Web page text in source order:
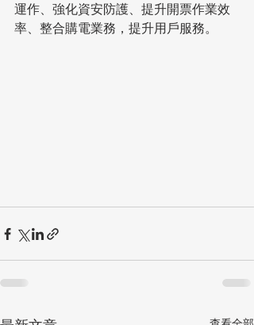
運作、強化資安防護、提升開票作業效
率、整合購電業務，提升用戶服務。